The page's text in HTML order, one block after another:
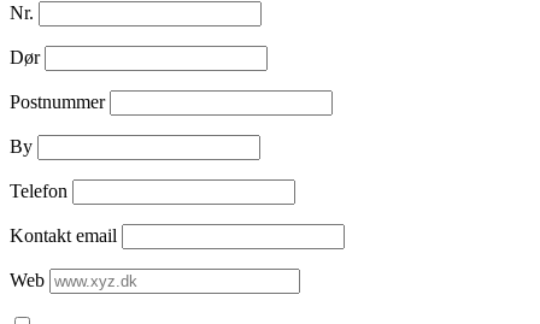
Nr.
Dør
Postnummer
By
Telefon
Kontakt email
Web